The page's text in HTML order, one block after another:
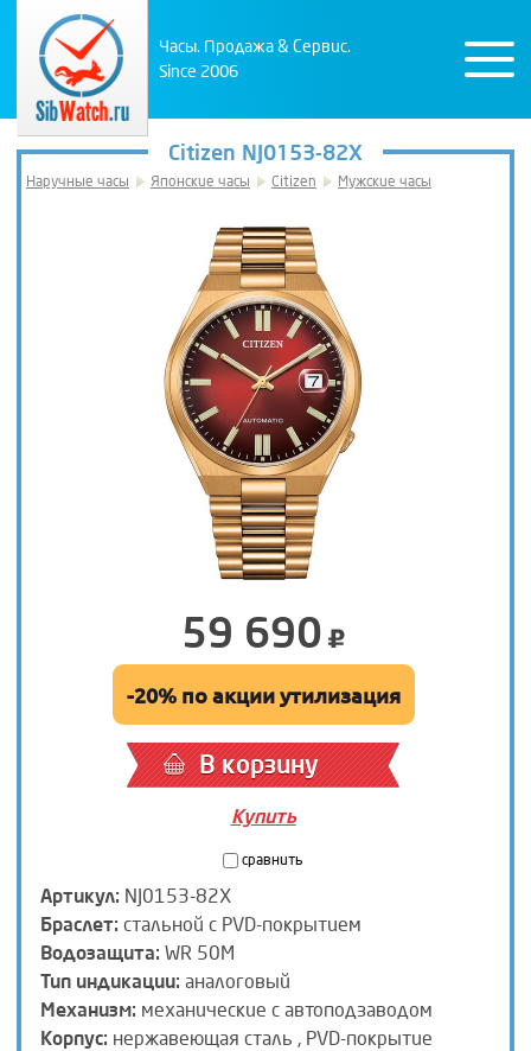
Часы. Продажа & Сервис.
Since 2006
Citizen NJ0153-82X
Наручные часы Японские часы Citizen Мужские часы
59 690
-20% по акции утилизация
В корзину
Купить
сравнить
Артикул: NJ0153-82X
Браслет: стальной с PVD-покрытием
Водозащита: WR 50M
Тип индикации: аналоговый
Механизм: механические с автоподзаводом
Корпус: нержавеющая сталь , PVD-покрытие